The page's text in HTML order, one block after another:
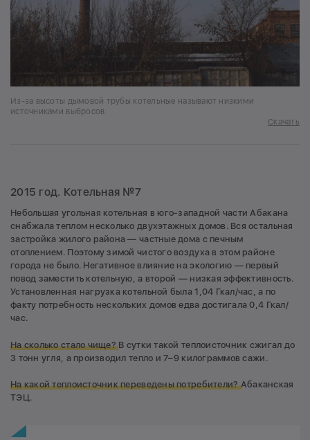
Из-за высоты дымовой трубы котельные называют низкими
источниками выбросов
Скачать
2015 год. Котельная №7
Небольшая угольная котельная в юго-западной части Абакана
снабжала теплом несколько двухэтажных домов. Вся остальная
застройка жилого района — частные дома с печным
отоплением. Поэтому зимой чистого воздуха в этом районе
города не было. Негативное влияние на экологию — первый
повод заместить котельную, а второй — низкая эффективность.
Установленная нагрузка котельной была 1,04 Гкал/час, а по
факту потребность нескольких домов едва достигала 0,4 Гкал/
час.
На сколько стало чище?В сутки такой теплоисточник сжигал до
3 тонн угля, а производил тепло и 7–9 килограммов сажи.
На какой теплоисточник переведены потребители?Абаканская
ТЭЦ.